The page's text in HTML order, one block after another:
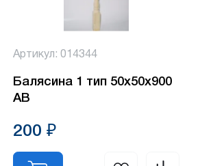
Артикул: 014344
Балясина 1 тип 50х50х900
АВ
200 ₽